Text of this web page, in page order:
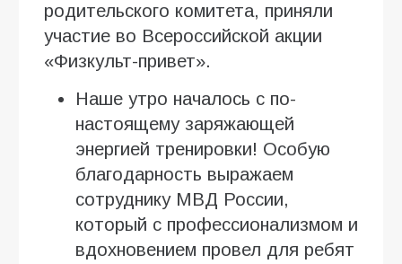
родительского комитета, приняли
участие во Всероссийской акции
«Физкульт-привет».
Наше утро началось с по-
настоящему заряжающей
энергией тренировки! Особую
благодарность выражаем
сотруднику МВД России,
который с профессионализмом и
вдохновением провел для ребят